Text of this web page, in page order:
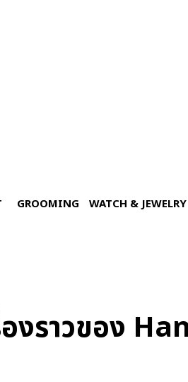
GROOMING WATCH & JEWELRY
งราวของ